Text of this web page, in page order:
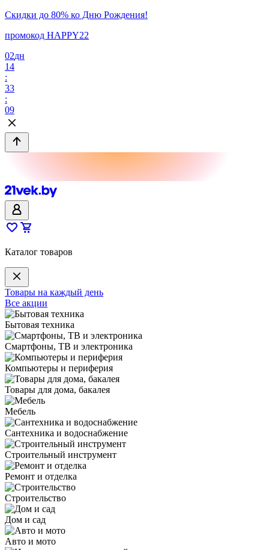
Скидки до 80% ко Дню Рождения!
промокод HAPPY22
02дн
14
:
33
:
09
Каталог товаров
Товары на каждый день
Все акции
Бытовая техника
Смартфоны, ТВ и электроника
Компьютеры и периферия
Товары для дома, бакалея
Мебель
Сантехника и водоснабжение
Строительный инструмент
Ремонт и отделка
Строительство
Дом и сад
Авто и мото